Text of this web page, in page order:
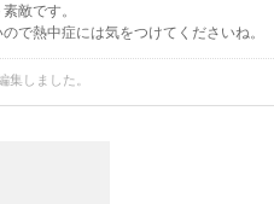
敵です。
で熱中症には気をつけてくださいね。
集しました。